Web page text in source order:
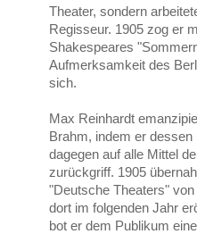
Theater, sondern
Regisseur. 1905 zog er
Shakespeares
Aufmerksamkeit des
sich.
Max Reinhardt
Brahm, indem er
dagegen auf alle Mittel
zurückgriff. 1905
"Deutsche Theaters"
dort im folgenden Jahr
bot er dem Publikum